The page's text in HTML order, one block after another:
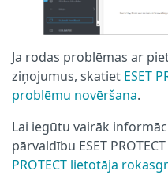
Ja rodas problēmas ar
ziņojumus, skatiet ESET
problēmu novēršana.
Lai iegūtu vairāk
pārvaldību ESET
PROTECT lietotāja